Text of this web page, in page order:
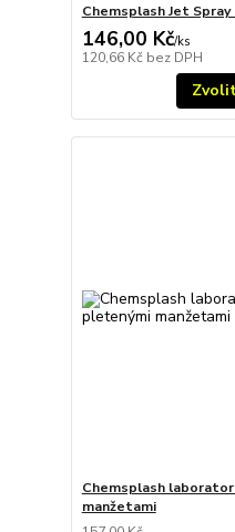
Chemsplash Jet
146,00 Kč/ks
120,66 Kč bez DPH
Chemsplash
manžetami